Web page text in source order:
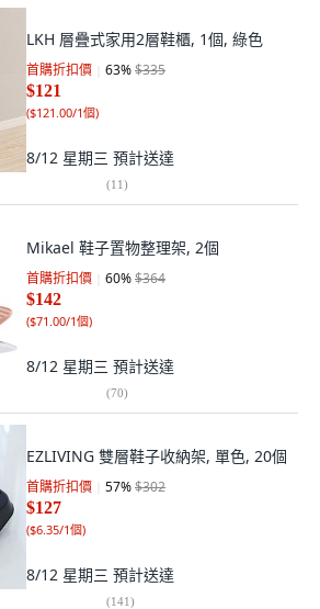
LKH 層疊式家用2層鞋櫃, 1個, 綠色
首購折扣價 63%$335
$121
($121.00/1個)
8/12 星期三 預計送達
(11)
Mikael 鞋子置物整理架, 2個
首購折扣價 60%$364
$142
($71.00/1個)
8/12 星期三 預計送達
(70)
EZLIVING 雙層鞋子收納架, 單色, 20個
首購折扣價 57%$302
$127
($6.35/1個)
8/12 星期三 預計送達
(141)